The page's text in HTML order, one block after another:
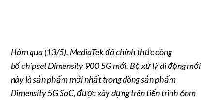
Hôm qua (13/5), MediaTek đã chính thức công
bố chipset Dimensity 900 5G mới. Bộ xử lý di động mới
này là sản phẩm mới nhất trong dòng sản phẩm
Dimensity 5G SoC, được xây dựng trên tiến trình 6nm